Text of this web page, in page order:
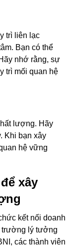
trì liên lạc
Bạn có thể
nhớ rằng, sự
trì mối quan hệ
lượng. Hãy
Khi bạn xây
hệ vững
xây
kết nối doanh
trường lý tưởng
các thành viên